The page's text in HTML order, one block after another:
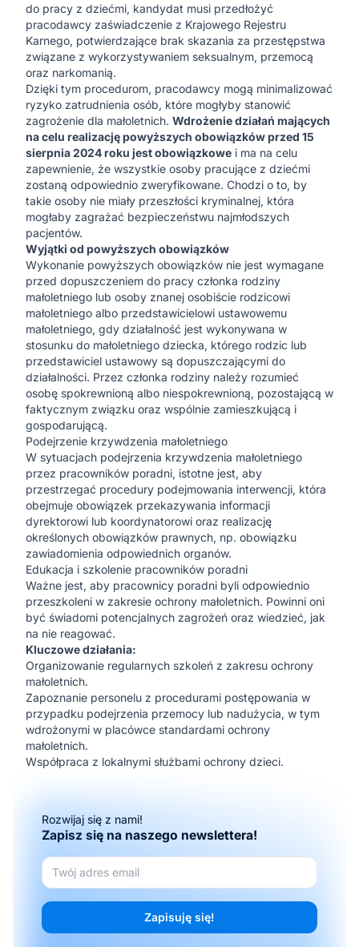
do pracy z dziećmi, kandydat musi przedłożyć
pracodawcy zaświadczenie z Krajowego Rejestru
Karnego, potwierdzające brak skazania za przestępstwa
związane z wykorzystywaniem seksualnym, przemocą
oraz narkomanią.
Dzięki tym procedurom, pracodawcy mogą minimalizować
ryzyko zatrudnienia osób, które mogłyby stanowić
zagrożenie dla małoletnich. Wdrożenie działań mających
na celu realizację powyższych obowiązków przed 15
sierpnia 2024 roku jest obowiązkowe i ma na celu
zapewnienie, że wszystkie osoby pracujące z dziećmi
zostaną odpowiednio zweryfikowane. Chodzi o to, by
takie osoby nie miały przeszłości kryminalnej, która
mogłaby zagrażać bezpieczeństwu najmłodszych
pacjentów.
Wyjątki od powyższych obowiązków
Wykonanie powyższych obowiązków nie jest wymagane
przed dopuszczeniem do pracy członka rodziny
małoletniego lub osoby znanej osobiście rodzicowi
małoletniego albo przedstawicielowi ustawowemu
małoletniego, gdy działalność jest wykonywana w
stosunku do małoletniego dziecka, którego rodzic lub
przedstawiciel ustawowy są dopuszczającymi do
działalności. Przez członka rodziny należy rozumieć
osobę spokrewnioną albo niespokrewnioną, pozostającą w
faktycznym związku oraz wspólnie zamieszkującą i
gospodarującą.
Podejrzenie krzywdzenia małoletniego
W sytuacjach podejrzenia krzywdzenia małoletniego
przez pracowników poradni, istotne jest, aby
przestrzegać procedury podejmowania interwencji, która
obejmuje obowiązek przekazywania informacji
dyrektorowi lub koordynatorowi oraz realizację
określonych obowiązków prawnych, np. obowiązku
zawiadomienia odpowiednich organów.
Edukacja i szkolenie pracowników poradni
Ważne jest, aby pracownicy poradni byli odpowiednio
przeszkoleni w zakresie ochrony małoletnich. Powinni oni
być świadomi potencjalnych zagrożeń oraz wiedzieć, jak
na nie reagować.
Kluczowe działania:
Organizowanie regularnych szkoleń z zakresu ochrony
małoletnich.
Zapoznanie personelu z procedurami postępowania w
przypadku podejrzenia przemocy lub nadużycia, w tym
wdrożonymi w placówce standardami ochrony
małoletnich.
Współpraca z lokalnymi służbami ochrony dzieci.
Rozwijaj się z nami!
Zapisz się na naszego newslettera!
Zapisuję się!